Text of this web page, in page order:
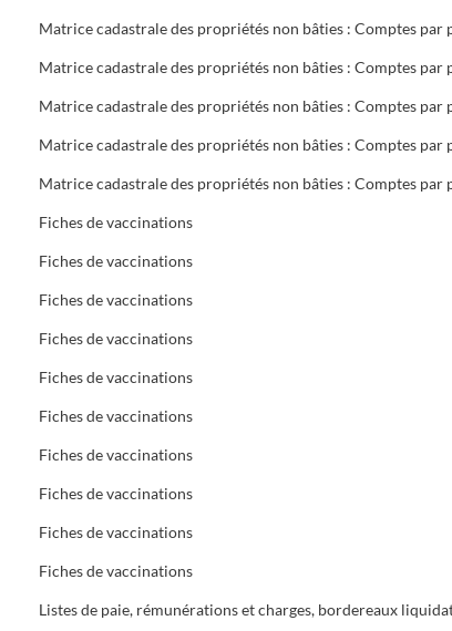
Fiches de vaccinations
Fiches de vaccinations
Fiches de vaccinations
Fiches de vaccinations
Fiches de vaccinations
Fiches de vaccinations
Fiches de vaccinations
Fiches de vaccinations
Fiches de vaccinations
Fiches de vaccinations